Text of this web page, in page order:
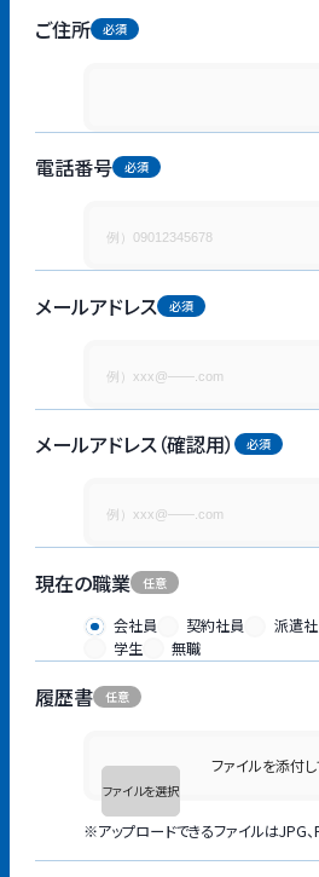
ご住所
電話番号
メールアドレス
メールアドレス（確認用）
現在の職業
会社員 契約社員 派遣
学生
無職
履歴書
ファイルを添付
ファイルを選択
※アップロードできるファイルはJPG、